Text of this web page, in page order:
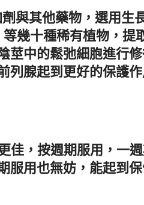
與其他藥物，選用生
幾十種稀有植物，提
莖中的鬆弛細胞進行
列腺起到更好的保護
佳，按週期服用，一
服用也無妨，能起到保